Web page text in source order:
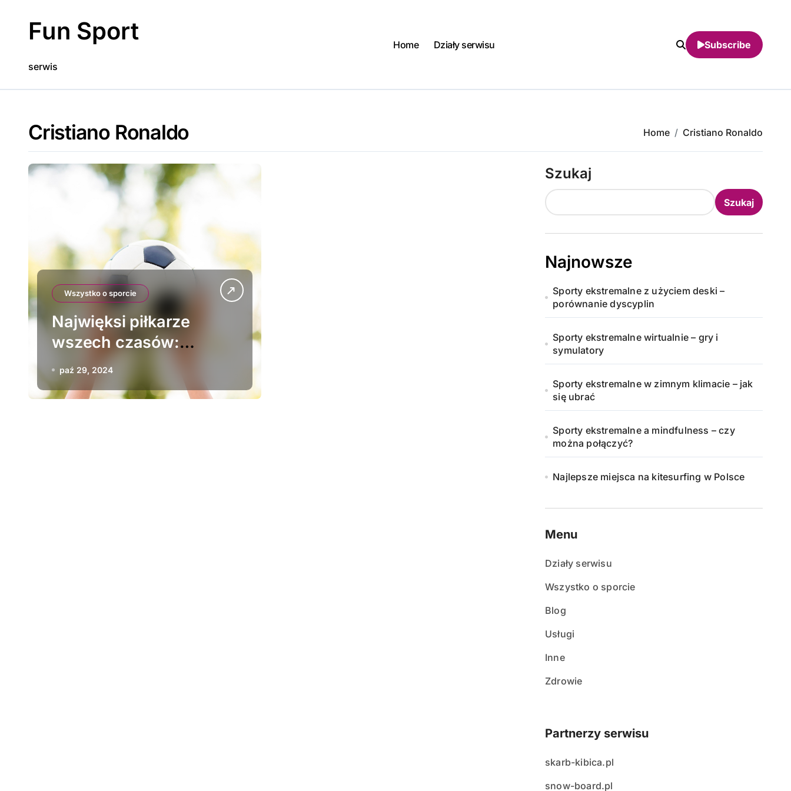
contentFun Sport
serwis
Home Działy serwisu Subscribe
Cristiano Ronaldo Home Cristiano Ronaldo
Wszystko o sporcie
Najwięksi piłkarze
wszech czasów:
biografie legend
paź 29, 2024
Szukaj
Szukaj
Najnowsze
Sporty ekstremalne z użyciem deski –
porównanie dyscyplin
Sporty ekstremalne wirtualnie – gry i
symulatory
Sporty ekstremalne w zimnym klimacie – jak
się ubrać
Sporty ekstremalne a mindfulness – czy
można połączyć?
Najlepsze miejsca na kitesurfing w Polsce
Menu
Działy serwisu
Wszystko o sporcie
Blog
Usługi
Inne
Zdrowie
Partnerzy serwisu
skarb-kibica.pl
snow-board.pl